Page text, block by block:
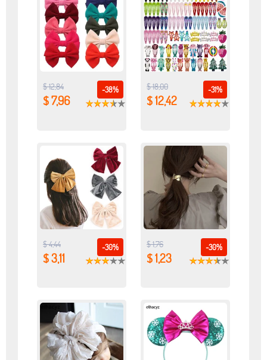
-38%
$ 12,84
$ 7,96
-31%
$ 18,00
$ 12,42
-30%
$ 4,44
$ 3,11
-30%
$ 1,76
$ 1,23